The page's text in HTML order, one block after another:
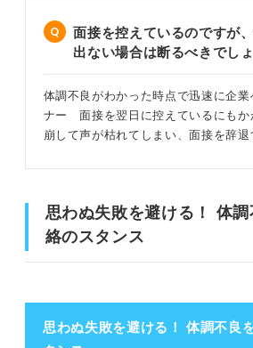
面接を控えているのですが
出ない場合は断るべきでし
体調不良がわかった時点で迅速に企
ナー 面接を翌日に控えているにもか
崩して声が枯れてしまい、面接を辞
思わぬ失敗を避ける！ 体
絡のスタンス
思わぬ失敗を避ける！ 体調不良